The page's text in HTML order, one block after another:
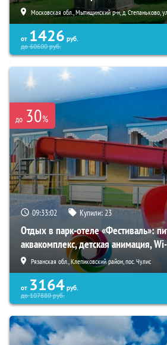
Московская обл., Мытищинский р-н, д. Степаньково,
от 1426 руб.
до60600руб.
до 30%
09:33:00 Купили:23
Отдых в парк-отеле «Фестиваль»:
аквакомплекс, детская анимация,
Рязанская обл., Клепиковский район, пос. Чулис
от 3164 руб.
до107880руб.